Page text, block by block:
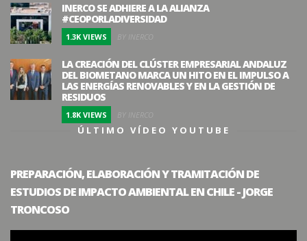
INERCO SE ADHIERE A LA ALIANZA
#CEOPORLADIVERSIDAD
1.3K VIEWS BY INERCO
LA CREACIÓN DEL CLÚSTER EMPRESARIAL ANDALUZ
DEL BIOMETANO MARCA UN HITO EN EL IMPULSO A
LAS ENERGÍAS RENOVABLES Y EN LA GESTIÓN DE
RESIDUOS
1.8K VIEWS BY INERCO
ÚLTIMO VÍDEO YOUTUBE
PREPARACIÓN, ELABORACIÓN Y TRAMITACIÓN DE
ESTUDIOS DE IMPACTO AMBIENTAL EN CHILE - JORGE
TRONCOSO